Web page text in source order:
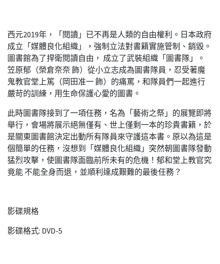
西元2019年，「閱讀」已不再是人類的自由權利。日本政府
成立「媒體良化組織」，強制立法對書籍實施管制、銷毀。
圖書館為了捍衛閱讀自由， 成立了武裝組織「圖書隊」。
笠原郁（榮倉奈奈 飾）從小立志成為圖書隊員，忍受著魔
鬼教官堂上篤（岡田准一 飾）的痛罵，和隊員們一起進行
嚴苛的訓練，用生命保護心愛的圖書。
此時圖書隊接到了一項任務，名為「藝術之祭」的展覽即將
舉行，會場將展示絕無僅有、世上僅剩一本的珍貴書籍，於
是關東圖書館決定出動所有隊員來守護這本書。原以為這是
個簡單的任務，沒想到「媒體良化組織」突然朝圖書隊發動
猛烈攻擊，使圖書隊面臨前所未有的危機！郁和堂上教官究
竟能 不能全身而退，並順利達成艱難的最後任務？
影碟規格
影碟格式: DVD-5